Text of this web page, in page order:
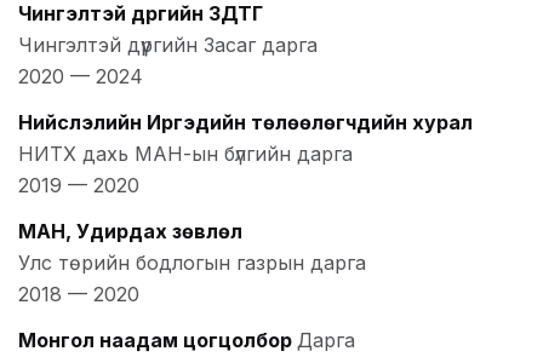
Чингэлтэй дүүргийн ЗДТГ
Чингэлтэй дүүргийн Засаг дарга
2020 — 2024
Нийслэлийн Иргэдийн төлөөлөгчдийн хурал
НИТХ дахь МАН-ын бүлгийн дарга
2019 — 2020
МАН, Удирдах зөвлөл
Улс төрийн бодлогын газрын дарга
2018 — 2020
Монгол наадам цогцолбор Дарга